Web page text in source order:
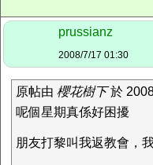
prussianz
2008/7/17 01:30
原帖由 櫻花樹下於
呢個星期真係好困擾
朋友打黎叫我返教會，